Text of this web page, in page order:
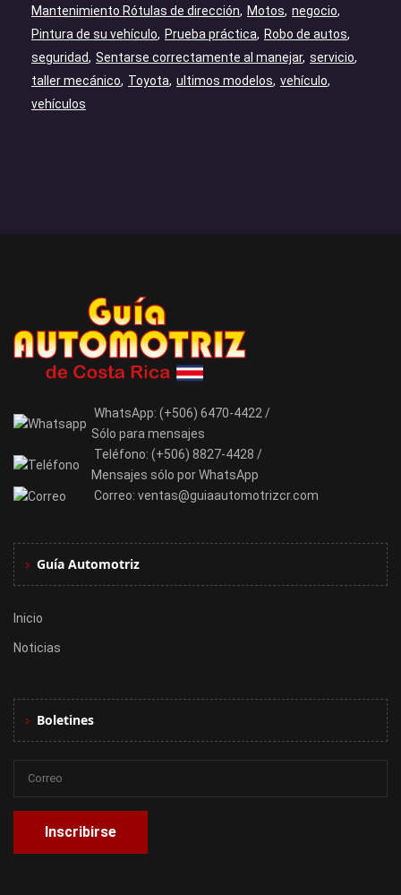
Mantenimiento Rótulas de dirección
Motos negocio
Pintura de su vehículo
Prueba práctica
Robo de autos
seguridad
Sentarse correctamente al manejar servicio
taller mecánico
Toyota ultimos modelos vehículo
vehículos
WhatsApp: (+506) 6470-4422 /
Sólo para mensajes
Teléfono: (+506) 8827-4428 /
Mensajes sólo por WhatsApp
Correo: ventas@guiaautomotrizcr.com
Guía Automotriz
Inicio
Noticias
Boletines